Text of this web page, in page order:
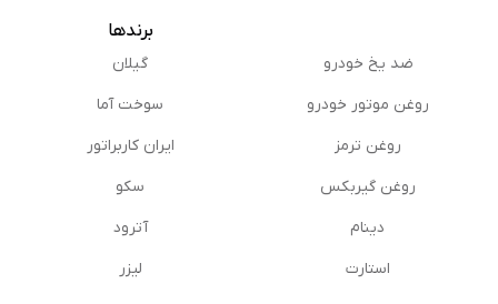
ضد یخ خودرو
روغن موتور خودرو
روغن ترمز
روغن گیربكس
دینام
استارت
برندها
گیلان
سوخت آما
ایران کاربراتور
سکو
آترود
لیزر